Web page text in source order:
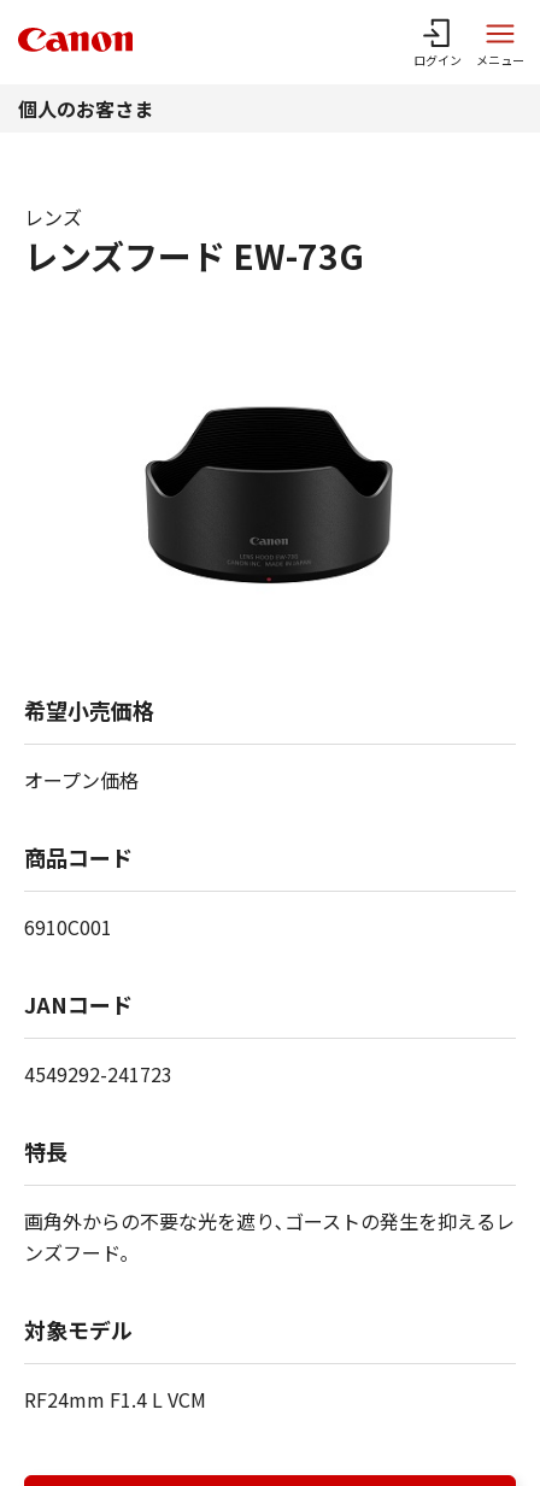
ログイン メニュー
個人のお客さま
レンズフード EW-73G
レンズ
希望小売価格
オープン価格
商品コード
6910C001
JANコード
4549292-241723
特長
画角外からの不要な光を遮り､ゴーストの発生を抑えるレ
ンズフード｡
対象モデル
RF24mm F1.4 L VCM